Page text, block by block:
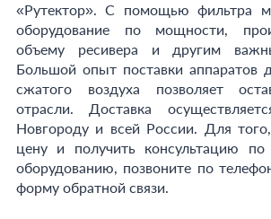
«Рутектор». С помощью фильтра
оборудование по мощности,
объему ресивера и другим
Большой опыт поставки аппаратов
сжатого воздуха позволяет
отрасли. Доставка
Новгороду и всей России. Для
цену и получить консультацию по
оборудованию, позвоните по
форму обратной связи.